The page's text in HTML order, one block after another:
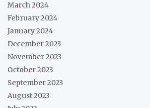
March 2024
February 2024
January 2024
December 2023
November 2023
October 2023
September 2023
August 2023